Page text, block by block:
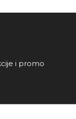
i promo